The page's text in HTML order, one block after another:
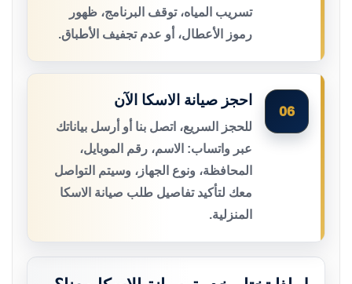
تسريب المياه، توقف البرنامج، ظهور
رموز الأعطال، أو عدم تجفيف الأطباق.
06
احجز صيانة الاسكا الآن
للحجز السريع، اتصل بنا أو أرسل بياناتك
عبر واتساب: الاسم، رقم الموبايل،
المحافظة، ونوع الجهاز، وسيتم التواصل
معك لتأكيد تفاصيل طلب صيانة الاسكا
المنزلية.